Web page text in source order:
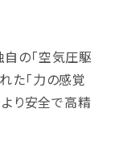
の「空気圧駆
た「力の感覚
より安全で高精